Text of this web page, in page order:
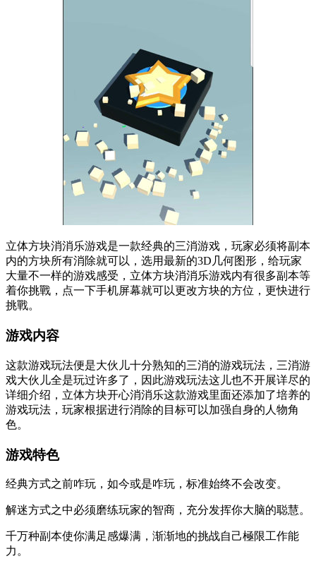
立体方块消消乐游戏是一款经典的三消游戏，玩家必须将副本
内的方块所有消除就可以，选用最新的3D几何图形，给玩家
大量不一样的游戏感受，立体方块消消乐游戏内有很多副本等
着你挑戰，点一下手机屏幕就可以更改方块的方位，更快进行
挑戰。
游戏内容
这款游戏玩法便是大伙儿十分熟知的三消的游戏玩法，三消游
戏大伙儿全是玩过许多了，因此游戏玩法这儿也不开展详尽的
详细介绍，立体方块开心消消乐这款游戏里面还添加了培养的
游戏玩法，玩家根据进行消除的目标可以加强自身的人物角
色。
游戏特色
经典方式之前咋玩，如今或是咋玩，标准始终不会改变。
解迷方式之中必须磨练玩家的智商，充分发挥你大脑的聪慧。
千万种副本使你满足感爆满，渐渐地的挑战自己極限工作能
力。